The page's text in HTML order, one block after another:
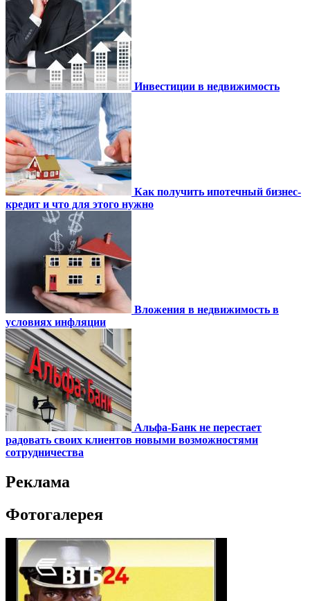
Инвестиции в недвижимость
Как получить ипотечный бизнес-
кредит и что для этого нужно
Вложения в недвижимость в
условиях инфляции
Альфа-Банк не перестает
радовать своих клиентов новыми возможностями
сотрудничества
Реклама
Фотогалерея